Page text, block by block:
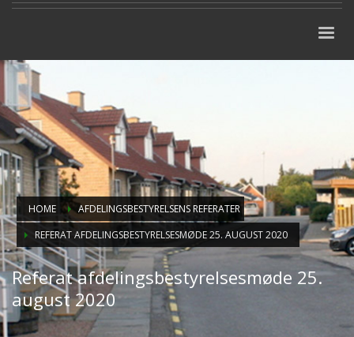
HOME
AFDELINGSBESTYRELSENS REFERATER
REFERAT AFDELINGSBESTYRELSESMØDE 25. AUGUST 2020
Referat afdelingsbestyrelsesmøde 25.
august 2020